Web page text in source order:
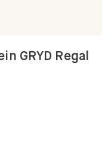
GRYD Regal